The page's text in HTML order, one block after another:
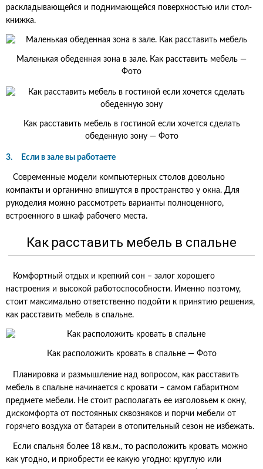
раскладывающейся и поднимающейся поверхностью или стол-
книжка.
Маленькая обеденная зона в зале. Как расставить мебель —
Фото
Как расставить мебель в гостиной если хочется сделать
обеденную зону — Фото
3. Если в зале вы работаете
Современные модели компьютерных столов довольно
компакты и органично впишутся в пространство у окна. Для
рукоделия можно рассмотреть варианты полноценного,
встроенного в шкаф рабочего места.
Как расставить мебель в спальне
Комфортный отдых и крепкий сон – залог хорошего
настроения и высокой работоспособности. Именно поэтому,
стоит максимально ответственно подойти к принятию решения,
как расставить мебель в спальне.
Как расположить кровать в спальне — Фото
Планировка и размышление над вопросом, как расставить
мебель в спальне начинается с кровати – самом габаритном
предмете мебели. Не стоит располагать ее изголовьем к окну,
дискомфорта от постоянных сквозняков и порчи мебели от
горячего воздуха от батареи в отопительный сезон не избежать.
Если спальня более 18 кв.м., то расположить кровать можно
как угодно, и приобрести ее какую угодно: круглую или